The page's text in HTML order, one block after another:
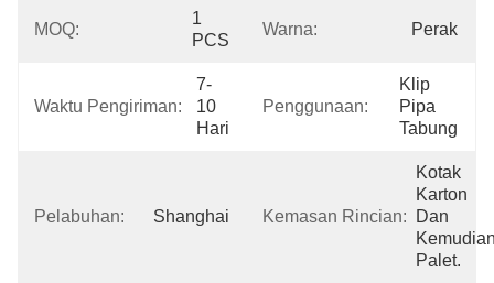
MOQ:
1
PCS
Warna: Perak
Waktu Pengiriman:
7-
10
Hari
Penggunaan:
Klip
Pipa
Tabung
Pelabuhan: Shanghai Kemasan Rincian:
Kotak
Karton
Dan
Palet.